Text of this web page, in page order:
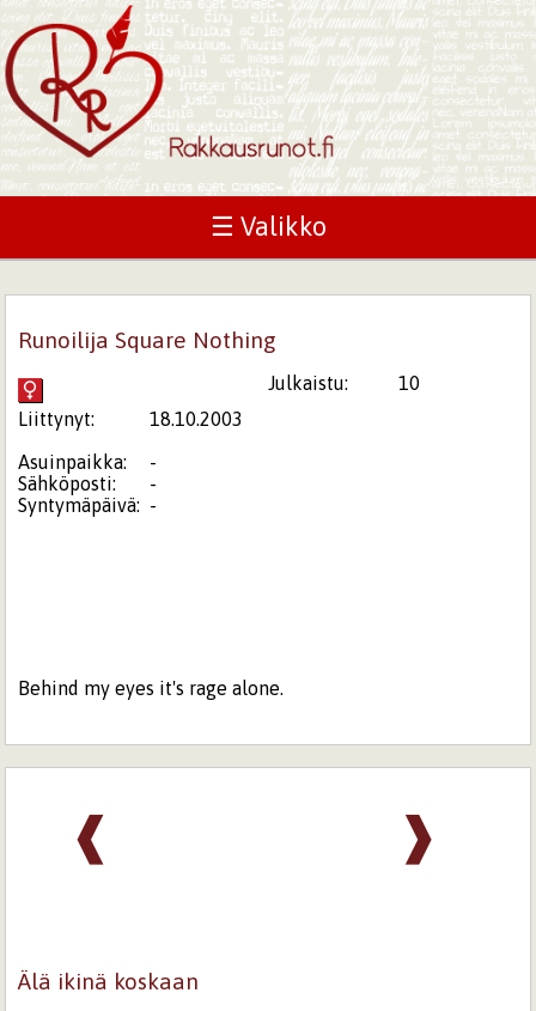
☰ Valikko
Runoilija Square Nothing
Julkaistu:
10
Liittynyt:
18.10.2003
Asuinpaikka:
-
Sähköposti:
-
Syntymäpäivä: -
Behind my eyes it's rage alone.
❱
❰
Älä ikinä koskaan